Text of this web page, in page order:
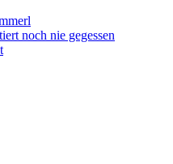
noch nie gegessen